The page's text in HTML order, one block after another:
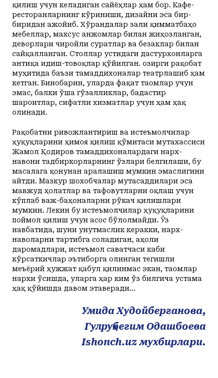
қилиш учун келадиган сайёҳлар ҳам бор. Кафе-
ресторанларнинг кўриниши, дизайни эса бир-
биридан ажойиб. Хўрандалар зали қимматбаҳо
мебеллар, махсус анжомлар билан жиҳозланган,
деворлари чиройли суратлар ва безаклар билан
сайқалланган. Столлар устидаги дастурхонларга
антиқа идиш-товоқлар қўйилган. Ҳозирги рақобат
муҳитида баъзи тамаддихоналар театрлашиб ҳам
кетган. Бинобарин, уларда фақат таомлар учун
эмас, балки ўша гўзалликлар, бадастир
шароитлар, сифатли хизматлар учун ҳам ҳақ
олинади.
Рақобатни ривожлантириш ва истеъмолчилар
ҳуқуқларини ҳимоя қилиш қўмитаси мутахассиси
Жамол Қодиров тамаддихоналардаги нарх-
навони тадбиркорларнинг ўзлари белгилаши, бу
масалага қонунан аралашиш мумкин эмаслигини
айтди. Мазкур шохобчалар мутасаддилари эса
мавжуд ҳолатлар ва тафовутларни оқлаш учун
кўплаб важ-баҳоналарни рўкач қилиш­лари
мумкин. Лекин бу истеъмолчилар ҳуқуқларини
поймол қилиш учун асос бўлолмайди. Ўз
навбатида, шуни унутмаслик керакки, нарх-
наволарни тартибга соладиган, аҳоли
даромадлари, истеъмол саватчаси каби
кўрсаткичлар эътиборга олинган тегишли
меъёрий ҳужжат қабул қилинмас экан, таомлар
нархи ўсишда, уларга ҳар ким ўз билгича устама
ҳақ қўйишда давом этаверади...
Умида Худойберганова,
Гулруҳбегим Одашбоева
Ishonch.uz мухбирлари.